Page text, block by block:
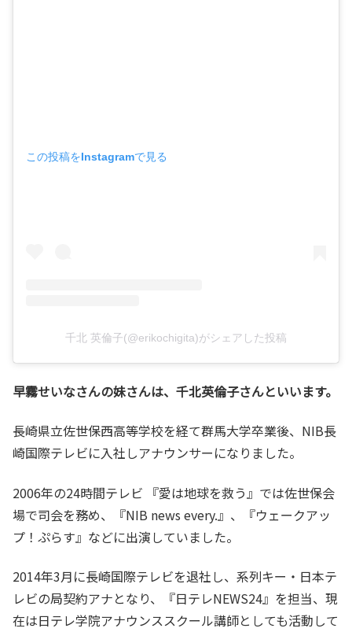
この投稿をInstagramで見る
千北 英倫子(@erikochigita)がシェアした投稿
早霧せいなさんの妹さんは、千北英倫子さんといいます。
長崎県立佐世保西高等学校を経て群馬大学卒業後、NIB長
崎国際テレビに入社しアナウンサーになりました。
2006年の24時間テレビ 『愛は地球を救う』では佐世保会
場で司会を務め、『NIB news every.』、『ウェークアッ
プ！ぷらす』などに出演していました。
2014年3月に長崎国際テレビを退社し、系列キー・日本テ
レビの局契約アナとなり、『日テレNEWS24』を担当、現
在は日テレ学院アナウンススクール講師としても活動して